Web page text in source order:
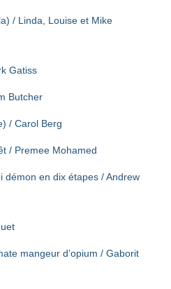
/ Linda, Louise et Mike
Gatiss
Butcher
/ Carol Berg
/ Premee Mohamed
démon en dix étapes / Andrew
mangeur d’opium / Gaborit